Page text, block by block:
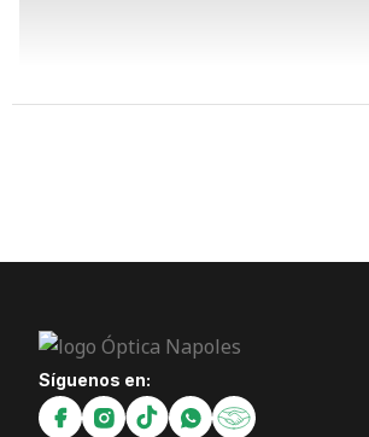
Síguenos en: